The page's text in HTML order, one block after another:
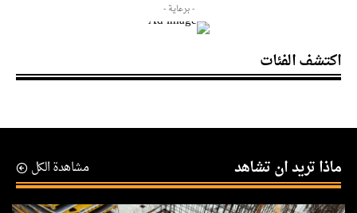
- برعاية -
اكتشف الفئات
ماذا تريد ان تشاهد مشاهدة الكل